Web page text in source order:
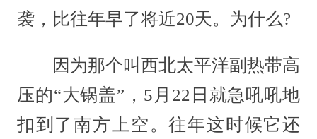
袭，比往年早了将近20天。为什么?
因为那个叫西北太平洋副热带高
压的“大锅盖”，5月22日就急吼吼地
扣到了南方上空。往年这时候它还